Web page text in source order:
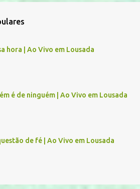
hora | Ao Vivo em Lousada
é de ninguém | Ao Vivo em Lousada
de fé | Ao Vivo em Lousada